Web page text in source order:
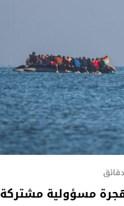
مسؤولية مشتركة